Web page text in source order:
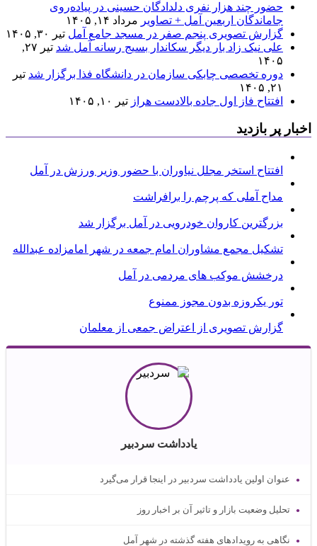
حضور چند هزار نفری دلدادگان حسینی در پیاده‌روی
جاماندگان اربعین آمل + تصاویر مرداد ۱۴, ۱۴۰۵
گزارش تصویری پنجم صفر در مسجد جامع آمل تیر ۳۰, ۱۴۰۵
علی نیک زاد بار دیگر سکاندار بسیج رسانه آمل شد
تیر ۲۷,
۱۴۰۵
دوره تخصصی چابکی سازمان در دانشگاه فذا برگزار شد تیر
۲۱, ۱۴۰۵
افتتاح فاز اول جاده بالادست هراز تیر ۱۰, ۱۴۰۵
اخبار پر بازدید
افتتاح استخر مجلل نیاوران با حضور وزیر ورزش در آمل
مداح آملی که پرچم را برافراشت
بزرگترین کاروان خودرویی در آمل برگزار شد
تشکیل مجمع مشاوران امام جمعه در شهر امامزاده عبدالله
درخشش موکب های مردمی در آمل
تور یکروزه بدون مجوز ممنوع
گزارش تصویری از اعتراض جمعی از معلمان
یادداشت سردبیر
عنوان اولین یادداشت سردبیر در اینجا قرار می‌گیرد
تحلیل وضعیت بازار و تاثیر آن بر اخبار روز
نگاهی به رویدادهای هفته گذشته در شهر آمل